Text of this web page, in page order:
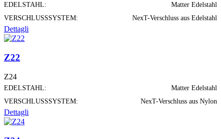
EDELSTAHL:
Matter Edelstahl
VERSCHLUSSSYSTEM:
NexT-Verschluss aus Edelstahl
Dettagli
Z22
Z24
EDELSTAHL:
Matter Edelstahl
VERSCHLUSSSYSTEM:
NexT-Verschluss aus Nylon
Dettagli